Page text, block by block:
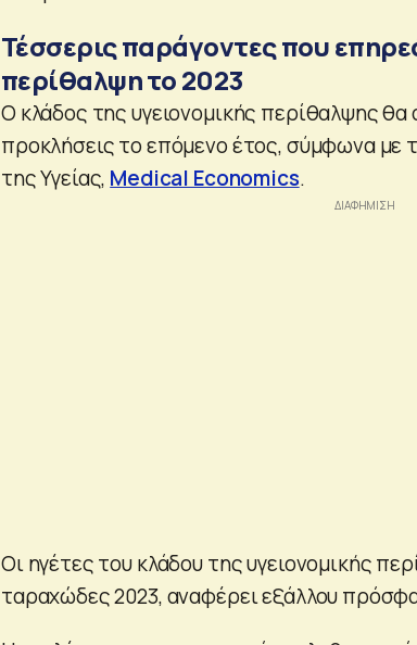
Τέσσερις παράγοντες που
περίθαλψη το 2023
Ο κλάδος της υγειονομικής περίθαλψης θα
προκλήσεις το επόμενο έτος, σύμφωνα με
της Υγείας, Medical Economics.
Οι ηγέτες του κλάδου της υγειονομικής
ταραχώδες 2023, αναφέρει εξάλλου